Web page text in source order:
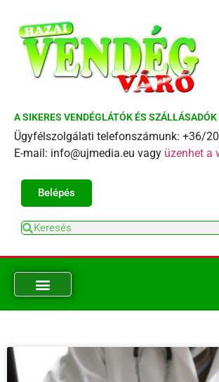
A SIKERES VENDÉGLÁTÓK ÉS
Ügyfélszolgálati telefonszámunk: +36/
E-mail: info@ujmedia.eu vagy üzenhet a
Belépés